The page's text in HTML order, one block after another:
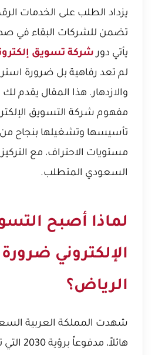
يزداد الطلب على الخدمات
تضمن للشركات البقاء في
يأتي دورشركة تسويق
لم تعد رفاهية بل ضرورة
والازدهار. هذا المقال يقدم
مفهوم شركة التسويق
تأسيسها وتشغيلها بنجاح
مستويات الاحتراف، مع
السعودي المتطلب.
لماذا أصبح
الإلكتروني
الرياض؟
شهدت المملكة العربية
هائلاً،